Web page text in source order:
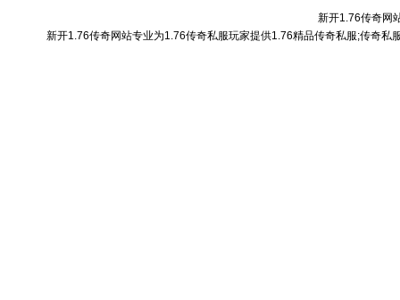
新开1.76传奇网
新开1.76传奇网站专业为1.76传奇私服玩家提供1.76精品传奇私服;传奇